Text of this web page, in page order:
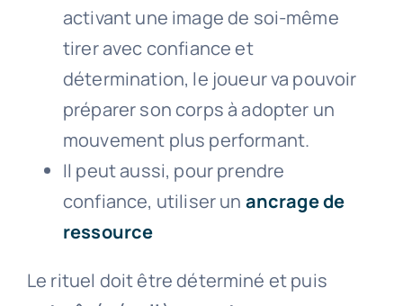
activant une image de soi-même
tirer avec confiance et
détermination, le joueur va pouvoir
préparer son corps à adopter un
mouvement plus performant.
Il peut aussi, pour prendre
confiance, utiliser un ancrage de
ressource
Le rituel doit être déterminé et puis